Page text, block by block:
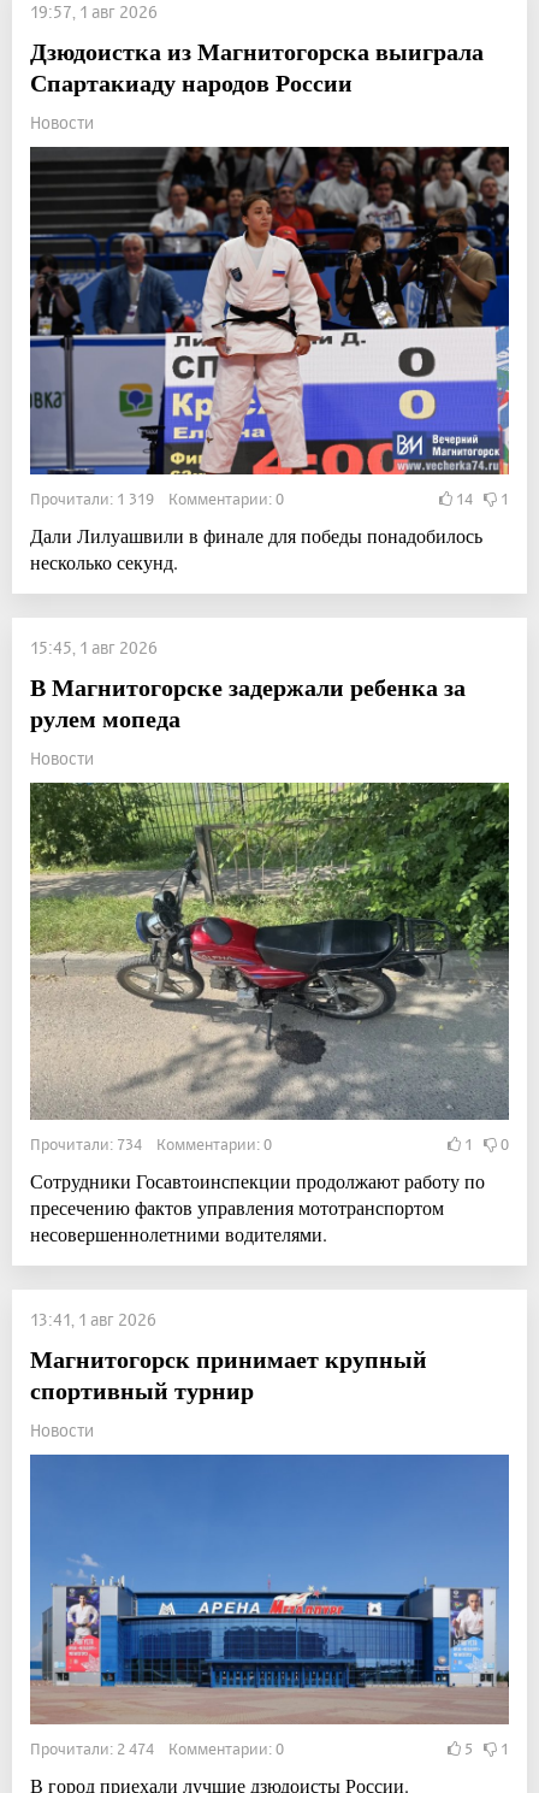
19:57, 1 авг 2026
Дзюдоистка из Магнитогорска выиграла
Спартакиаду народов России
Новости
Прочитали: 1 319 Комментарии: 0 14 1
Дали Лилуашвили в финале для победы понадобилось
несколько секунд.
15:45, 1 авг 2026
В Магнитогорске задержали ребенка за
рулем мопеда
Новости
Прочитали: 734 Комментарии: 0 1 0
Сотрудники Госавтоинспекции продолжают работу по
пресечению фактов управления мототранспортом
несовершеннолетними водителями.
13:41, 1 авг 2026
Магнитогорск принимает крупный
спортивный турнир
Новости
Прочитали: 2 474 Комментарии: 0 5 1
В город приехали лучшие дзюдоисты России.